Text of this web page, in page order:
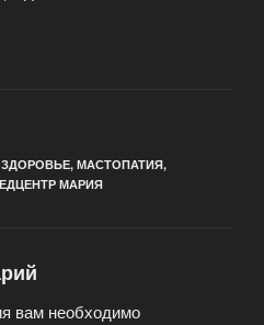
, МАСТОПАТИЯ,
МАРИЯ
вам необходимо